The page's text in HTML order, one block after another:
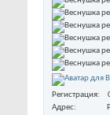
Регистрация
Адрес